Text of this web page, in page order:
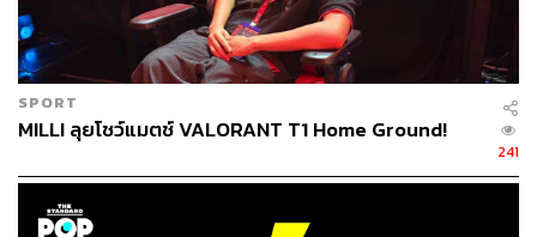
SPORT
MILLI ลุยโชว์แมตช์ VALORANT T1 Home Ground!
241